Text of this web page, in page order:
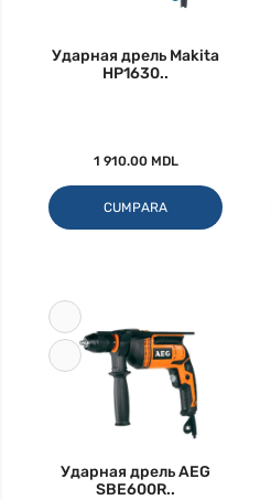
Ударная дрель Makita
HP1630..
1 910.00 MDL
CUMPARA
Ударная дрель AEG
SBE600R..